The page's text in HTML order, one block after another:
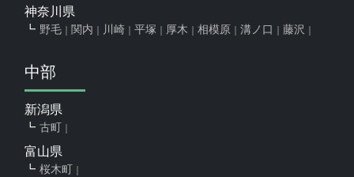
神奈川県
野毛 関内 川崎 平塚 厚木 相模原 溝ノ口 藤沢
中部
新潟県
古町
富山県
桜木町